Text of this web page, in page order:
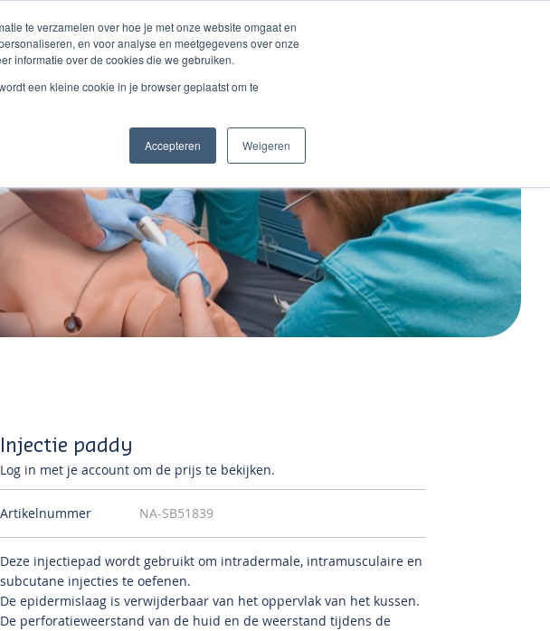
te verzamelen over hoe je met onze website omgaat en
en voor analyse en meetgegevens over onze
informatie over de cookies die we gebruiken.
een kleine cookie in je browser geplaatst om te
Accepteren Weigeren
Injectie paddy
Log in met je account om de prijs te bekijken.
Artikelnummer NA-SB51839
Deze injectiepad wordt gebruikt om intradermale, intramusculaire en
subcutane injecties te oefenen.
De epidermislaag is verwijderbaar van het oppervlak van het kussen.
De perforatieweerstand van de huid en de weerstand tijdens de